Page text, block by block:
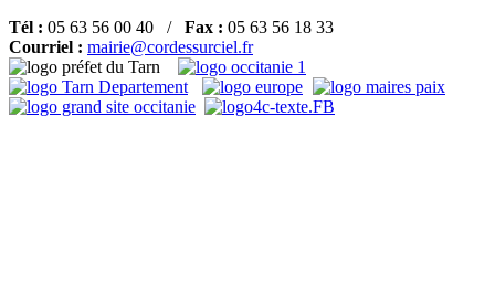
Tél : 05 63 56 00 40 / Fax : 05 63 56 18 33
Courriel : mairie@cordessurciel.fr